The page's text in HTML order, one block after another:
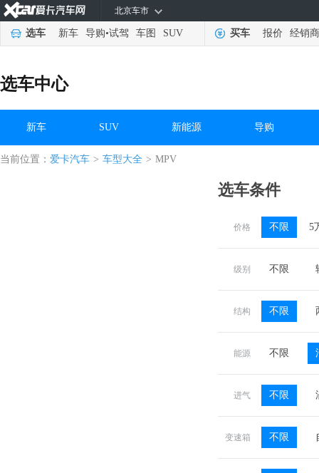
北京车市
选车 新车 导购•试驾 车图 SUV 买车 报价 经销商
选车中心
新车 SUV 新能源 导购
当前位置： 爱卡汽车 > 车型大全 > MPV
选车条件
价格 不限 5
级别 不限
结构 不限
能源 不限
进气 不限
变速箱 不限